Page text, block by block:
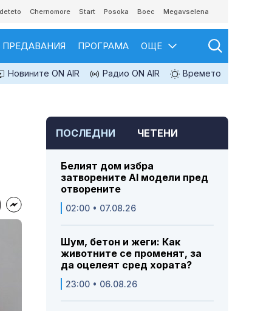
Chernomore Start Posoka Boec Megavselena
ПРЕДАВАНИЯ ПРОГРАМА ОЩЕ
Новините ON AIR Радио ON AIR Времето
ПОСЛЕДНИ ЧЕТЕНИ
Белият дом избра
затворените AI модели пред
отворените
02:00 • 07.08.26
Шум, бетон и жеги: Как
животните се променят, за
да оцелеят сред хората?
23:00 • 06.08.26